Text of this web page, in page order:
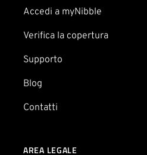
Accedi a myNibble
Verifica la copertura
Supporto
Blog
Contatti
AREA LEGALE